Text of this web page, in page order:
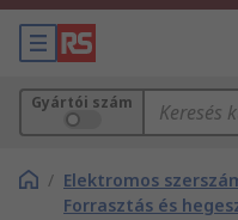
Gyártói szám
/ Elektromos
Forrasztás és